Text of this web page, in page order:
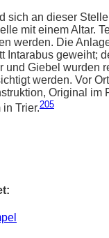
sich an dieser
mit einem Altar.
werden. Die
Intarabus geweiht;
und Giebel wurden
werden. Vor
Original im
in Trier.205